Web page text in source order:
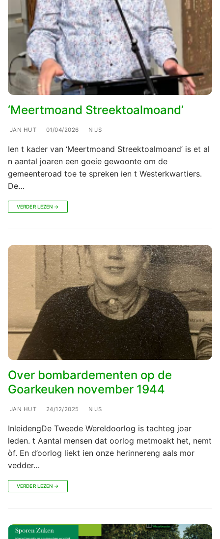
‘Meertmoand Streektoalmoand’
JAN HUT 01/04/2026 NIJS
Ien t kader van ‘Meertmoand Streektoalmoand’ is et al
n aantal joaren een goeie gewoonte om de
gemeenteroad toe te spreken ien t Westerkwartiers.
De…
VERDER LEZEN →
Over bombardementen op de
Goarkeuken november 1944
JAN HUT 24/12/2025 NIJS
InleidengDe Tweede Wereldoorlog is tachteg joar
leden. t Aantal mensen dat oorlog metmoakt het, nemt
òf. En d’oorlog liekt ien onze herinnereng aals mor
vedder…
VERDER LEZEN →